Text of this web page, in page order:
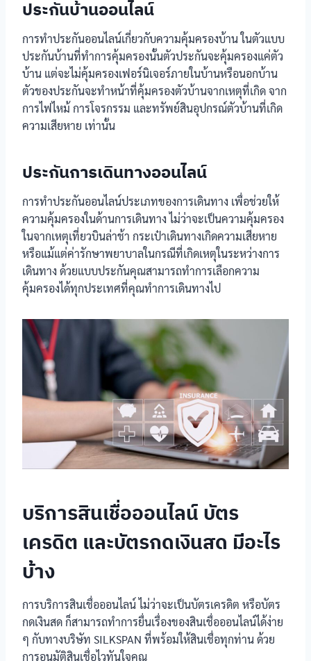
ประกันบ้านออนไลน์
การทำประกันออนไลน์เกี่ยวกับความคุ้มครองบ้าน ในตัวแบบ
ประกันบ้านที่ทำการคุ้มครองนั้นตัวประกันจะคุ้มครองแค่ตัว
บ้าน แต่จะไม่คุ้มครองเฟอร์นิเจอร์ภายในบ้านหรือนอกบ้าน
ตัวของประกันจะทำหน้าที่คุ้มครองตัวบ้านจากเหตุที่เกิด จาก
การไฟไหม้ การโจรกรรม และทรัพย์สินอุปกรณ์ตัวบ้านที่เกิด
ความเสียหาย เท่านั้น
ประกันการเดินทางออนไลน์
การทำประกันออนไลน์ประเภทของการเดินทาง เพื่อช่วยให้
ความคุ้มครองในด้านการเดินทาง ไม่ว่าจะเป็นความคุ้มครอง
ในจากเหตุเที่ยวบินล่าช้า กระเป๋าเดินทางเกิดความเสียหาย
หรือแม้แต่ค่ารักษาพยาบาลในกรณีที่เกิดเหตุในระหว่างการ
เดินทาง ด้วยแบบประกันคุณสามารถทำการเลือกความ
คุ้มครองได้ทุกประเทศที่คุณทำการเดินทางไป
บริการสินเชื่อออนไลน์ บัตร
เครดิต และบัตรกดเงินสด มีอะไร
บ้าง
การบริการสินเชื่อออนไลน์ ไม่ว่าจะเป็นบัตรเครดิต หรือบัตร
กดเงินสด ก็สามารถทำการยื่นเรื่องของสินเชื่อออนไลน์ได้ง่าย
ๆ กับทางบริษัท SILKSPAN ที่พร้อมให้สินเชื่อทุกท่าน ด้วย
การอนุมัติสินเชื่อไวทันใจคุณ